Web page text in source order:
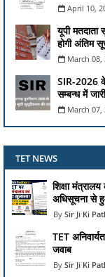
April 10,
यूपी
होगी अंतिम
March 08,
SIR-2026
सम्बन्ध में
March 07,
TET NEWS
शिक्षा
अधिसूचना से
Sir Ji Ki
TET
जवाब
Sir Ji Ki